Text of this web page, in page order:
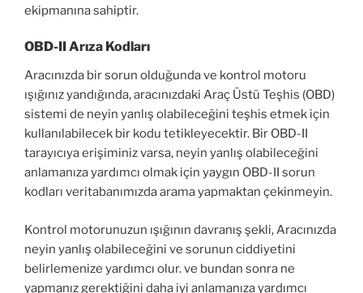
ekipmanına sahiptir.
OBD-II Arıza Kodları
Aracınızda bir sorun olduğunda ve kontrol motoru
ışığınız yandığında, aracınızdaki Araç Üstü Teşhis (OBD)
sistemi de neyin yanlış olabileceğini teşhis etmek için
kullanılabilecek bir kodu tetikleyecektir. Bir OBD-II
tarayıcıya erişiminiz varsa, neyin yanlış olabileceğini
anlamanıza yardımcı olmak için yaygın OBD-II sorun
kodları veritabanımızda arama yapmaktan çekinmeyin.
Kontrol motorunuzun ışığının davranış şekli, Aracınızda
neyin yanlış olabileceğini ve sorunun ciddiyetini
belirlemenize yardımcı olur. ve bundan sonra ne
yapmanız gerektiğini daha iyi anlamanıza yardımcı